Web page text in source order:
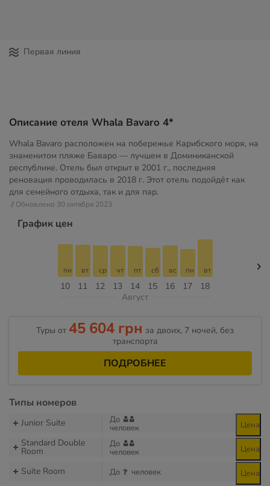
Первая линия
Описание отеля Whala Bavaro 4*
Whala Bavaro расположен на побережье Карибского моря, на
знаменитом пляже Баваро — лучшем в Доминиканской
республике. Отель был открыт в 2001 г., последняя
реновация проводилась в 2018 г. Этот отель подойдёт как
для семейного отдыха, так и для пар.
// Обновлено 30 октября 2023
График цен
10
пн
11
вт
12
ср
13
чт
14
пт
15
сб
16
вс
17
пн
18
вт
Август
Туры от 45 604 грн за двоих, 7 ночей, без
транспорта
ПОДРОБНЕЕ
Типы номеров
Junior Suite До
человек Цена
Standard Double
Room
До
человек Цена
Suite Room До человек Цена